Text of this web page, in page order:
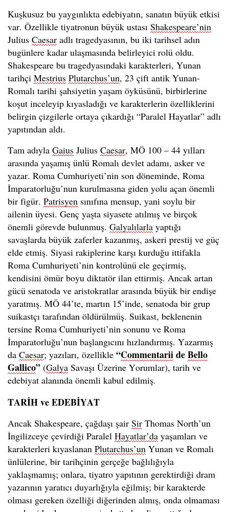
Kuşkusuz bu yaygınlıkta edebiyatın, sanatın büyük etkisi
var. Özellikle tiyatronun büyük ustası Shakespeare’nin
Julius Caesar adlı tragedyasının, bu iki tarihsel adın
bugünlere kadar ulaşmasında belirleyici rolü oldu.
Shakespeare bu tragedyasındaki karakterleri, Yunan
tarihçi Mestrius Plutarchus’un, 23 çift antik Yunan-
Romalı tarihi şahsiyetin yaşam öyküsünü, birbirlerine
koşut inceleyip kıyasladığı ve karakterlerin özelliklerini
belirgin çizgilerle ortaya çıkardığı “Paralel Hayatlar” adlı
yapıtından aldı.
Tam adıyla Gaius Julius Caesar, MÖ 100 – 44 yılları
arasında yaşamış ünlü Romalı devlet adamı, asker ve
yazar. Roma Cumhuriyeti’nin son döneminde, Roma
İmparatorluğu’nun kurulmasına giden yolu açan önemli
bir figür. Patrisyen sınıfına mensup, yani soylu bir
ailenin üyesi. Genç yaşta siyasete atılmış ve birçok
önemli görevde bulunmuş. Galyalılarla yaptığı
savaşlarda büyük zaferler kazanmış, askeri prestij ve güç
elde etmiş. Siyasi rakiplerine karşı kurduğu ittifakla
Roma Cumhuriyeti’nin kontrolünü ele geçirmiş,
kendisini ömür boyu diktatör ilan ettirmiş. Ancak artan
gücü senatoda ve aristokratlar arasında büyük bir endişe
yaratmış. MÖ 44’te, martın 15’inde, senatoda bir grup
suikastçı tarafından öldürülmüş. Suikast, beklenenin
tersine Roma Cumhuriyeti’nin sonunu ve Roma
İmparatorluğu’nun başlangıcını hızlandırmış. Yazarmış
da Caesar; yazıları, özellikle “CommentariideBello
Gallico” (Galya Savaşı Üzerine Yorumlar), tarih ve
edebiyat alanında önemli kabul edilmiş.
TARİH ve EDEBİYAT
Ancak Shakespeare, çağdaşı şair Sir Thomas North’un
İngilizceye çevirdiği Paralel Hayatlar’da yaşamları ve
karakterleri kıyaslanan Plutarchus’un Yunan ve Romalı
ünlülerine, bir tarihçinin gerçeğe bağlılığıyla
yaklaşmamış; onlara, tiyatro yapıtının gerektirdiği dram
yazarının yaratıcı duyarlığıyla eğilmiş; bir karakterde
olması gereken özelliği diğerinden almış, onda olmaması